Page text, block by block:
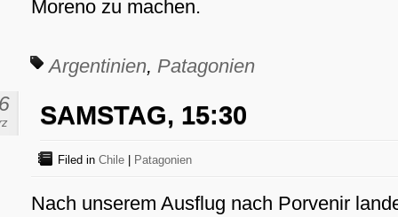
Moreno zu machen.
Argentinien, Patagonien
SAMSTAG, 15:30
Filed in Chile Patagonien
Nach unserem Ausflug nach Porvenir